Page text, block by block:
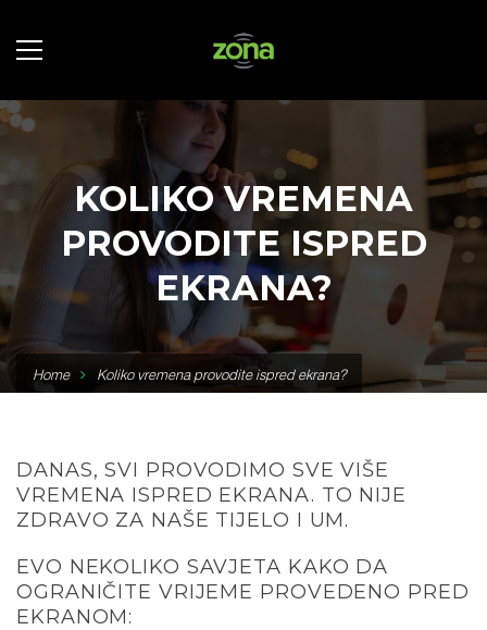
KOLIKO VREMENA
PROVODITE ISPRED
EKRANA?
Home Koliko vremena provodite ispred ekrana?
DANAS, SVI PROVODIMO SVE VIŠE
VREMENA ISPRED EKRANA. TO NIJE
ZDRAVO ZA NAŠE TIJELO I UM.
EVO NEKOLIKO SAVJETA KAKO DA
OGRANIČITE VRIJEME PROVEDENO PRED
EKRANOM: